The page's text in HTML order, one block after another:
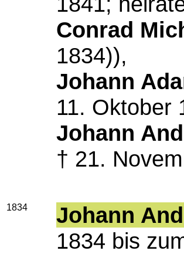
Conrad
1834)),
Johann
11. Oktober
Johann
† 21.
1834
Johann
1834 bis